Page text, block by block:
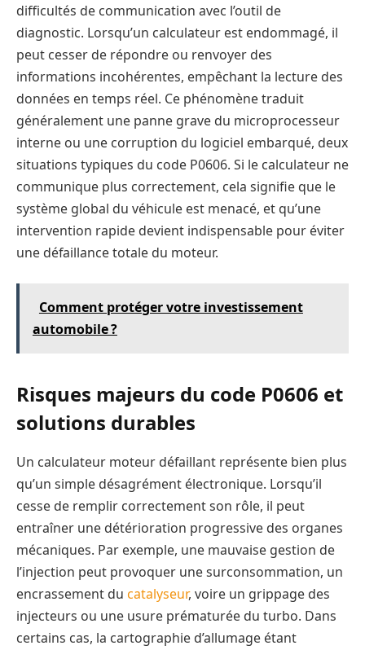
difficultés de communication avec l’outil de
diagnostic. Lorsqu’un calculateur est endommagé, il
peut cesser de répondre ou renvoyer des
informations incohérentes, empêchant la lecture des
données en temps réel. Ce phénomène traduit
généralement une panne grave du microprocesseur
interne ou une corruption du logiciel embarqué, deux
situations typiques du code P0606. Si le calculateur ne
communique plus correctement, cela signifie que le
système global du véhicule est menacé, et qu’une
intervention rapide devient indispensable pour éviter
une défaillance totale du moteur.
Comment protéger votre investissement
automobile ?
Risques majeurs du code P0606 et
solutions durables
Un calculateur moteur défaillant représente bien plus
qu’un simple désagrément électronique. Lorsqu’il
cesse de remplir correctement son rôle, il peut
entraîner une détérioration progressive des organes
mécaniques. Par exemple, une mauvaise gestion de
l’injection peut provoquer une surconsommation, un
encrassement du catalyseur, voire un grippage des
injecteurs ou une usure prématurée du turbo. Dans
certains cas, la cartographie d’allumage étant